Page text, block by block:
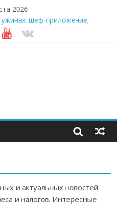
2026почему кокосовая вода с
главным трендом
заставляет миллионы людей
важном креме этим летом
и актуальных новостей
и налогов. Интересные